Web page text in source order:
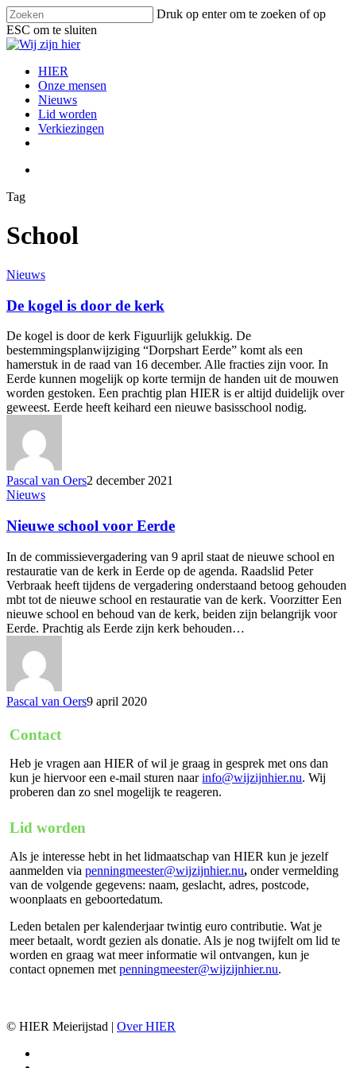
Skip
to
main
content
Druk op enter om te zoeken of op
ESC om te sluiten
Close
search
Menu
HIER
Onze mensen
Nieuws
Lid worden
Verkiezingen
Tag
School
De
is
door
de
kerk
Nieuws
De kogel is door de kerk
De kogel is door de kerk Figuurlijk gelukkig. De
bestemmingsplanwijziging “Dorpshart Eerde” komt als een
hamerstuk in de raad van 16 december. Alle fracties zijn voor. In
Eerde kunnen mogelijk op korte termijn de handen uit de mouwen
worden gestoken. Een prachtig plan HIER is er altijd duidelijk over
geweest. Eerde heeft keihard een nieuwe basisschool nodig.
Pascal van Oers2 december 2021
Nieuwe
voor
Eerde
Nieuws
Nieuwe school voor Eerde
In de commissievergadering van 9 april staat de nieuwe school en
restauratie van de kerk in Eerde op de agenda. Raadslid Peter
Verbraak heeft tijdens de vergadering onderstaand betoog gehouden
mbt tot de nieuwe school en restauratie van de kerk. Voorzitter Een
nieuwe school en behoud van de kerk, beiden zijn belangrijk voor
Eerde. Prachtig als Eerde zijn kerk behouden…
Pascal van Oers9 april 2020
Contact
Heb je vragen aan HIER of wil je graag in gesprek met ons dan
kun je hiervoor een e-mail sturen naarinfo@wijzijnhier.nu. Wij
proberen dan zo snel mogelijk te reageren.
Lid worden
Als je interesse hebt in het lidmaatschap van HIER kun je jezelf
aanmelden viapenningmeester@wijzijnhier.nu, onder vermelding
van de volgende gegevens: naam, geslacht, adres, postcode,
woonplaats en geboortedatum.
Leden betalen per kalenderjaar twintig euro contributie. Wat je
meer betaalt, wordt gezien als donatie. Als je nog twijfelt om lid te
worden en graag wat meer informatie wil ontvangen, kun je
contact opnemen metpenningmeester@wijzijnhier.nu.
© HIER Meierijstad | Over HIER